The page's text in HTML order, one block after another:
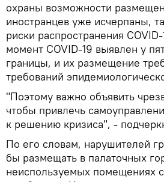
охраны возможности
иностранцев уже исчерпаны,
риски распространения
момент COVID-19 выявлен у
границы, и их размещение
требований
"Поэтому важно объявить
чтобы привлечь
к решению кризиса", -
По его словам, нарушителей
бы размещать в палаточных
неиспользуемых помещениях